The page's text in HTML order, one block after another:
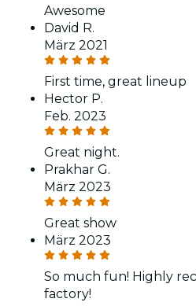
Awesome
David R.
März 2021
First time, great lineup
Hector P.
Feb. 2023
Great night.
Prakhar G.
März 2023
Great show
März 2023
So much fun! Highly
factory!